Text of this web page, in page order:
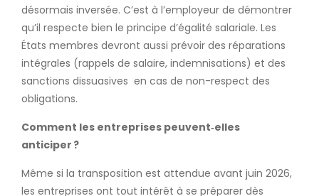
désormais inversée. C’est à l’employeur de démontrer
qu’il respecte bien le principe d’égalité salariale. Les
États membres devront aussi prévoir des réparations
intégrales (rappels de salaire, indemnisations) et des
sanctions dissuasives en cas de non-respect des
obligations.
Comment les entreprises peuvent‑elles
anticiper ?
Même si la transposition est attendue avant juin 2026,
les entreprises ont tout intérêt à se préparer dès